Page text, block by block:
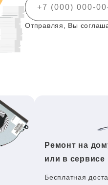
Отправляя, Вы
Ремонт на
или в сервисе
Бесплатная